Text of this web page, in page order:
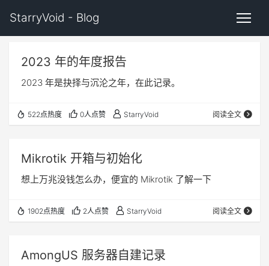
StarryVoid - Blog
2023 年的年度报告
2023 年是抉择与沉沦之年，在此记录。
522点热度 0人点赞 StarryVoid 阅读全文
Mikrotik 开箱与初始化
想上万兆没钱怎么办，便宜的 Mikrotik 了解一下
1902点热度 2人点赞 StarryVoid 阅读全文
AmongUS 服务器自建记录